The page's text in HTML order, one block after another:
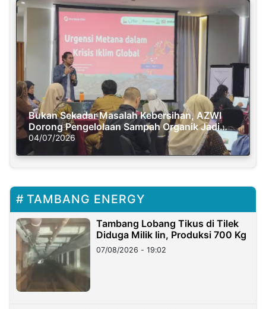
Bukan Sekadar Masalah Kebersihan, AZWI
Dorong Pengelolaan Sampah Organik Jadi
Solusi Krisis Iklim
04/07/2026
TAMBANG ENERGY
Tambang Lobang Tikus di Tilek
Diduga Milik Iin, Produksi 700 Kg
07/08/2026 - 19:02